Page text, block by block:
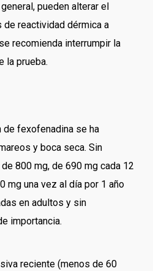
pueden alterar el
reactividad dérmica a
recomienda interrumpir la
la prueba.
fexofenadina se ha
y boca seca. Sin
800 mg, de 690 mg cada 12
mg una vez al día por 1 año
en adultos y sin
importancia.
reciente (menos de 60